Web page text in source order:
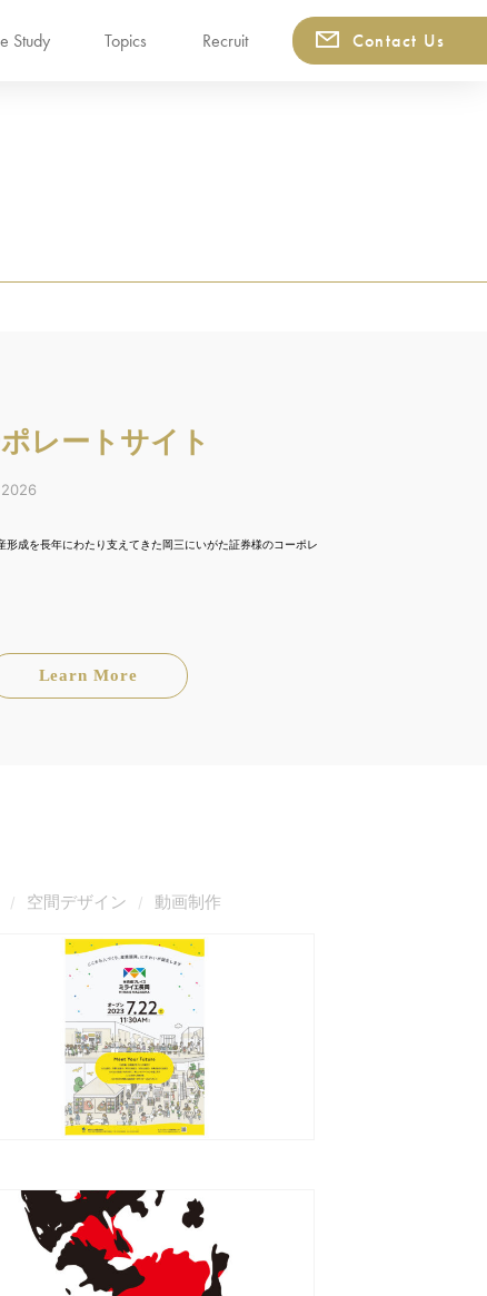
Study Topics Recruit Contact Us
レートサイト
成を長年にわたり支えてきた岡三にいがた証券様のコーポレ
Learn More
空間デザイン 動画制作